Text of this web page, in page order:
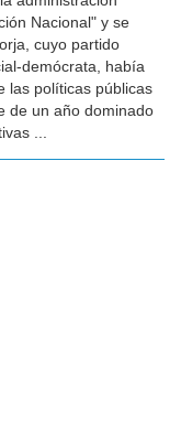
Nacional" y se
cuyo partido
demócrata, había
las políticas públicas
de un año dominado
...